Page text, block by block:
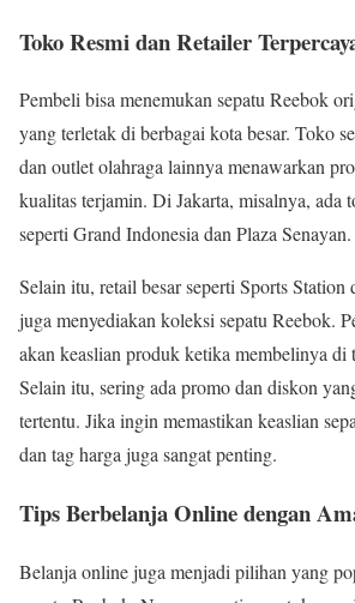
Toko Resmi dan Retailer
Pembeli bisa menemukan sepatu Reebok
yang terletak di berbagai kota besar. Toko
dan outlet olahraga lainnya menawarkan
kualitas terjamin. Di Jakarta, misalnya, ada
seperti Grand Indonesia dan Plaza Senayan.
Selain itu, retail besar seperti Sports Station
juga menyediakan koleksi sepatu Reebok.
akan keaslian produk ketika membelinya di
Selain itu, sering ada promo dan diskon
tertentu. Jika ingin memastikan keaslian
dan tag harga juga sangat penting.
Tips Berbelanja Online dengan
Belanja online juga menjadi pilihan yang